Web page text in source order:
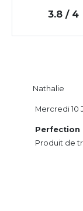
3.8 / 4
Nathalie
Perfection
Produit de
Mercredi 10